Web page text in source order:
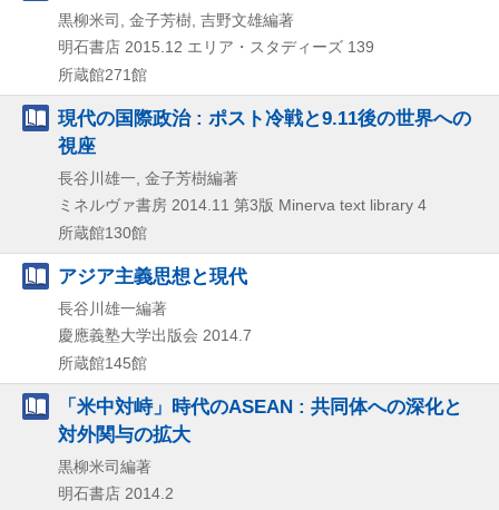
黒柳米司, 金子芳樹, 吉野文雄編著
明石書店 2015.12 エリア・スタディーズ 139
所蔵館271館
現代の国際政治 : ポスト冷戦と9.11後の世界への
視座
長谷川雄一, 金子芳樹編著
ミネルヴァ書房 2014.11 第3版 Minerva text library 4
所蔵館130館
アジア主義思想と現代
長谷川雄一編著
慶應義塾大学出版会 2014.7
所蔵館145館
「米中対峙」時代のASEAN : 共同体への深化と
対外関与の拡大
黒柳米司編著
明石書店 2014.2